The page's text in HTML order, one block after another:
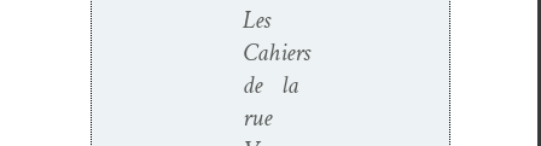
Les
Cahiers
de la
rue